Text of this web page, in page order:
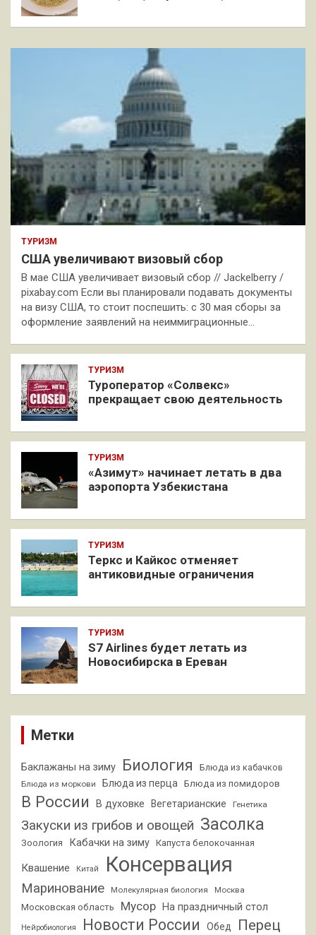
ТУРИЗМ
США увеличивают визовый сбор
В мае США увеличивает визовый сбор // Jackelberry /
pixabay.com Если вы планировали подавать документы
на визу США, то стоит поспешить: с 30 мая сборы за
оформление заявлений на неиммиграционные…
ТУРИЗМ
Туроператор «Солвекс»
прекращает свою деятельность
ТУРИЗМ
«Азимут» начинает летать в два
аэропорта Узбекистана
ТУРИЗМ
Теркс и Кайкос отменяет
антиковидные ограничения
ТУРИЗМ
S7 Airlines будет летать из
Новосибирска в Ереван
Метки
Баклажаны на зиму Биология Блюда из кабачков
Блюда из моркови Блюда из перца Блюда из помидоров
В России В духовке Вегетарианские Генетика
Закуски из грибов и овощей Засолка
Зоология Кабачки на зиму Капуста белокочанная
Квашение Китай Консервация
Маринование Молекулярная биология Москва
Московская область Мусор На праздничный стол
Нейробиология Новости России Обед
Перец